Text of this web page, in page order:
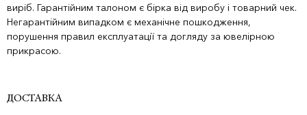
виріб. Гарантійним талоном є бірка від виробу і товарний чек.
Негарантійним випадком є механічне пошкодження,
порушення правил експлуатації та догляду за ювелірною
прикрасою.
ДОСТАВКА